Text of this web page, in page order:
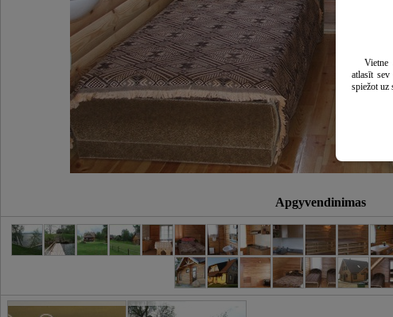
Apgyvendinimas
Vietne
atlasīt
spiežot uz